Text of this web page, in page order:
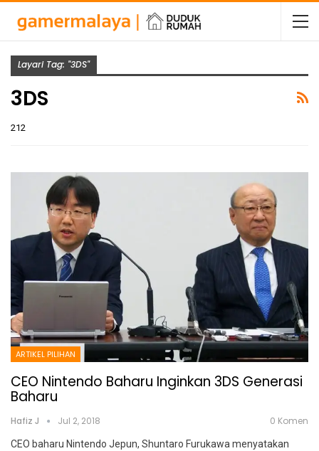
Layari Tag: "3DS"
3DS
212
ARTIKEL PILIHAN
CEO Nintendo Baharu Inginkan 3DS Generasi
Baharu
Hafiz J Jul 2, 2018 0 Komen
CEO baharu Nintendo Jepun, Shuntaro Furukawa menyatakan